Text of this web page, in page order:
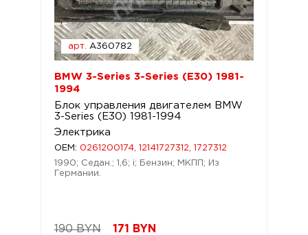
арт. A360782
BMW 3-Series 3-Series (E30) 1981-
1994
Блок управления двигателем BMW
3-Series (E30) 1981-1994
Электрика
OEM: 0261200174, 12141727312, 1727312
1990; Седан.; 1,6; i; Бензин; МКПП; Из
Германии.
190 BYN 171 BYN